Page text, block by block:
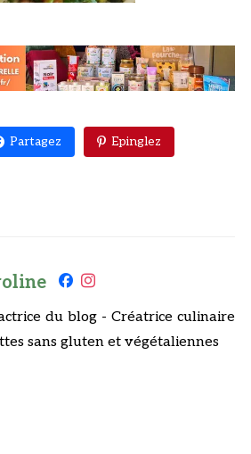
Partagez Epinglez
du blog - Créatrice culinaire
sans gluten et végétaliennes